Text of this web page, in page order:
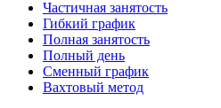
Частичная занятость
Гибкий график
Полная занятость
Полный день
Сменный график
Вахтовый метод